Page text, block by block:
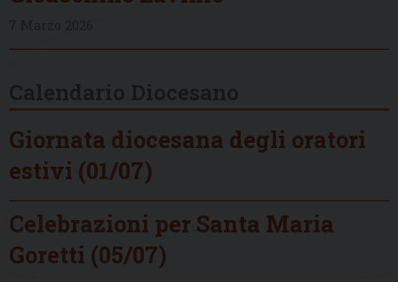
Giornata diocesana degli oratori
estivi (01/07)
Celebrazioni per Santa Maria
Goretti (05/07)